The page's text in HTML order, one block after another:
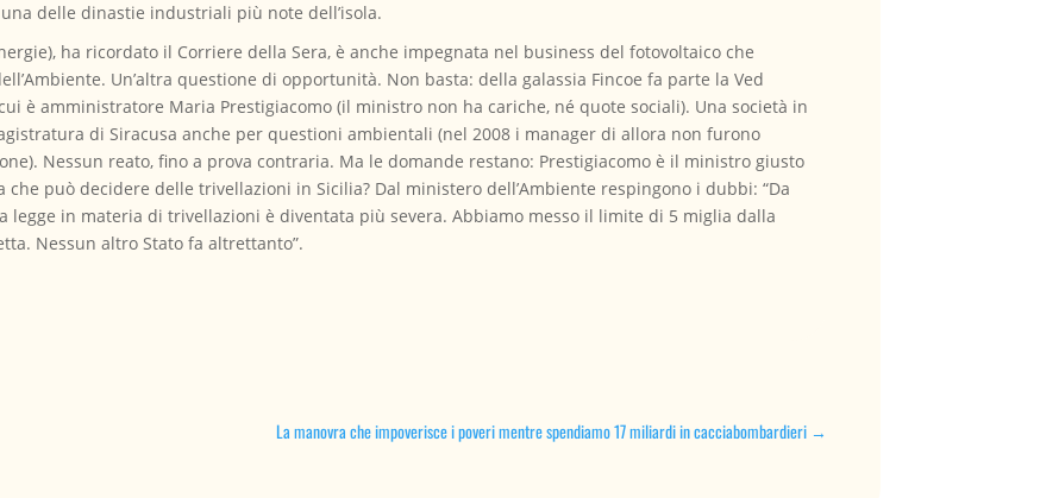
delle dinastie industriali più note dell’isola.
ha ricordato il Corriere della Sera, è anche impegnata nel business del fotovoltaico che
Un’altra questione di opportunità. Non basta: della galassia Fincoe fa parte la Ved
è amministratore Maria Prestigiacomo (il ministro non ha cariche, né quote sociali). Una società in
di Siracusa anche per questioni ambientali (nel 2008 i manager di allora non furono
Nessun reato, fino a prova contraria. Ma le domande restano: Prestigiacomo è il ministro giusto
può decidere delle trivellazioni in Sicilia? Dal ministero dell’Ambiente respingono i dubbi: “Da
legge in materia di trivellazioni è diventata più severa. Abbiamo messo il limite di 5 miglia dalla
Nessun altro Stato fa altrettanto”.
La manovra che impoverisce i poveri mentre spendiamo 17 miliardi in cacciabombardieri→